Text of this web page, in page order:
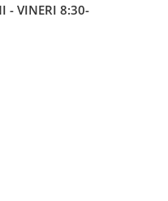
- VINERI 8:30-